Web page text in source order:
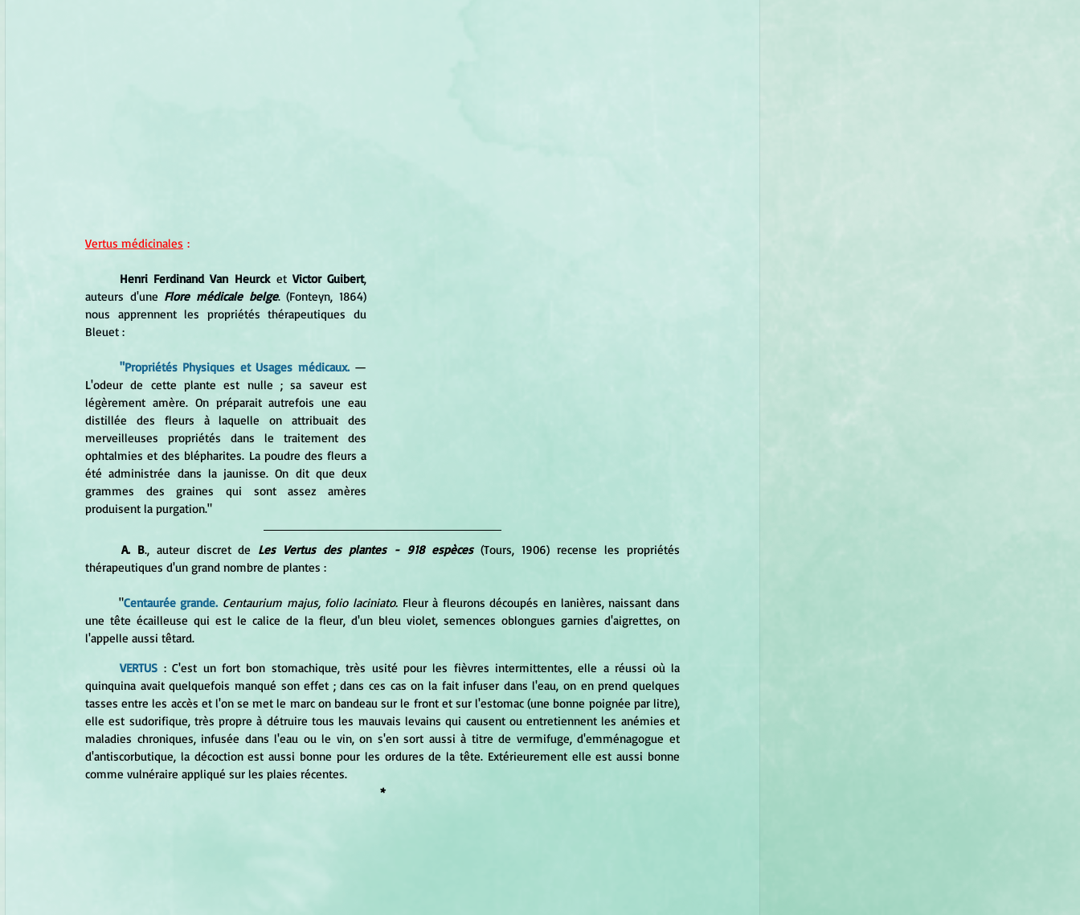
Vertus médicinales :
	Henri Ferdinand Van Heurck
et Victor Guibert,
auteurs d'une Flore médicale belge. (Fonteyn, 1864)
nous apprennent les propriétés thérapeutiques du
Bleuet :
	"Propriétés Physiques et Usages médicaux.
L'odeur de cette plante est nulle ; sa saveur est
légèrement amère. On préparait autrefois une eau
distillée des fleurs à laquelle on attribuait des
merveilleuses propriétés dans le traitement des
ophtalmies et des blépharites. La poudre des fleurs a
été administrée dans la jaunisse. On dit que deux
grammes des graines qui sont assez amères
produisent la purgation."
	A. B
., auteur discret de Les Vertus des plantes - 918 espèces (Tours, 1906) recense les propriétés
thérapeutiques d'un grand nombre de plantes :
	"
Centaurée grande. Centaurium majus, folio laciniato. Fleur à fleurons découpés en lanières, naissant dans
une tête écailleuse qui est le calice de la fleur, d'un bleu violet, semences oblongues garnies d'aigrettes, on
l'appelle aussi têtard.
VERTUS : C'est un fort bon stomachique, très usité pour les fièvres intermittentes, elle a réussi où la
quinquina avait quelquefois manqué son effet ; dans ces cas on la fait infuser dans l'eau, on en prend quelques
tasses entre les accès et l'on se met le marc on bandeau sur le front et sur l'estomac (une bonne poignée par litre),
elle est sudorifique, très propre à détruire tous les mauvais levains qui causent ou entretiennent les anémies et
maladies chroniques, infusée dans l'eau ou le vin, on s'en sort aussi à titre de vermifuge, d'emménagogue et
d'antiscorbutique, la décoction est aussi bonne pour les ordures de la tête. Extérieurement elle est aussi bonne
comme vulnéraire appliqué sur les plaies récentes.
*